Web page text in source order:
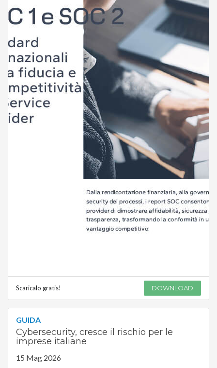
Scaricalo gratis! DOWNLOAD
GUIDA
Cybersecurity, cresce il rischio per le
imprese italiane
15 Mag 2026